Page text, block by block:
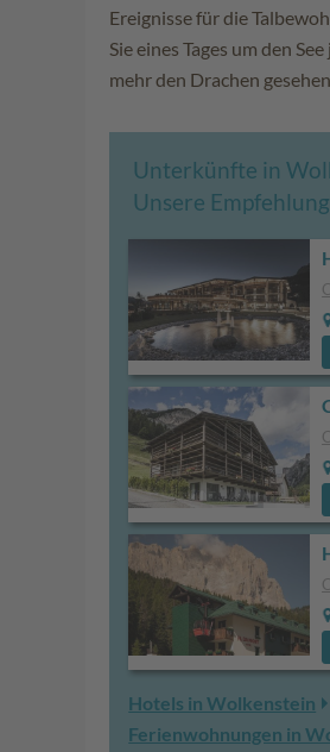
Ereignisse für die
Sie eines Tages um den
mehr den Drachen
Unterkünfte in
Unsere
Hotels in Wolkenstein
Ferienwohnungen in